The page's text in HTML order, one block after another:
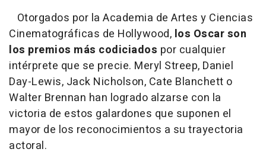
Otorgados por la Academia de Artes y Ciencias
Cinematográficas de Hollywood, los Oscar son
los premios más codiciados por cualquier
intérprete que se precie. Meryl Streep, Daniel
Day-Lewis, Jack Nicholson, Cate Blanchett o
Walter Brennan han logrado alzarse con la
victoria de estos galardones que suponen el
mayor de los reconocimientos a su trayectoria
actoral.